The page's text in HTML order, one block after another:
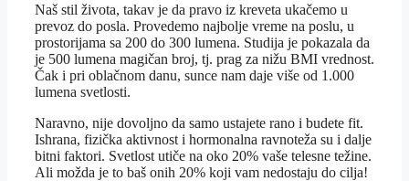
Naš stil života, takav je da pravo iz kreveta ukačemo u
prevoz do posla. Provedemo najbolje vreme na poslu, u
prostorijama sa 200 do 300 lumena. Studija je pokazala da
je 500 lumena magičan broj, tj. prag za nižu BMI vrednost.
Čak i pri oblačnom danu, sunce nam daje više od 1.000
lumena svetlosti.
Naravno, nije dovoljno da samo ustajete rano i budete fit.
Ishrana, fizička aktivnost i hormonalna ravnoteža su i dalje
bitni faktori. Svetlost utiče na oko 20% vaše telesne težine.
Ali možda je to baš onih 20% koji vam nedostaju do cilja!